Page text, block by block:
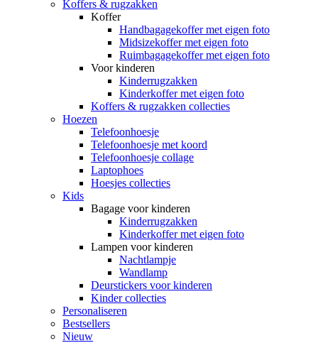
Koffers & rugzakken
Koffer
Handbagagekoffer met eigen foto
Midsizekoffer met eigen foto
Ruimbagagekoffer met eigen foto
Voor kinderen
Kinderrugzakken
Kinderkoffer met eigen foto
Koffers & rugzakken collecties
Hoezen
Telefoonhoesje
Telefoonhoesje met koord
Telefoonhoesje collage
Laptophoes
Hoesjes collecties
Kids
Bagage voor kinderen
Kinderrugzakken
Kinderkoffer met eigen foto
Lampen voor kinderen
Nachtlampje
Wandlamp
Deurstickers voor kinderen
Kinder collecties
Personaliseren
Bestsellers
Nieuw